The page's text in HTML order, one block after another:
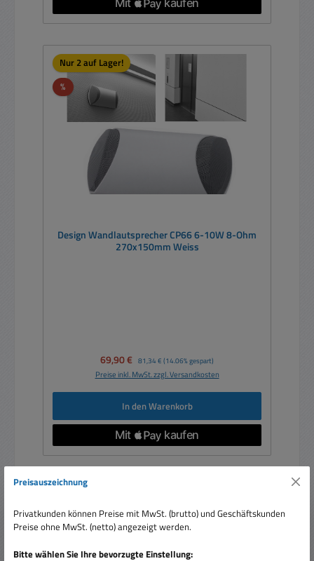
Nur 2 auf Lager!
%Rabatt
Design Wandlautsprecher CP66 6-10W 8-Ohm
270x150mm Weiss
Verkaufspreis:
69,90 € Regulärer Preis:
81,34 € (14.06% gespart)
Preise inkl. MwSt. zzgl. Versandkosten
In den Warenkorb
Preisauszeichnung
Privatkunden können Preise mit MwSt. (brutto) und Geschäftskunden
Preise ohne MwSt. (netto) angezeigt werden.
Bitte wählen Sie Ihre bevorzugte Einstellung: